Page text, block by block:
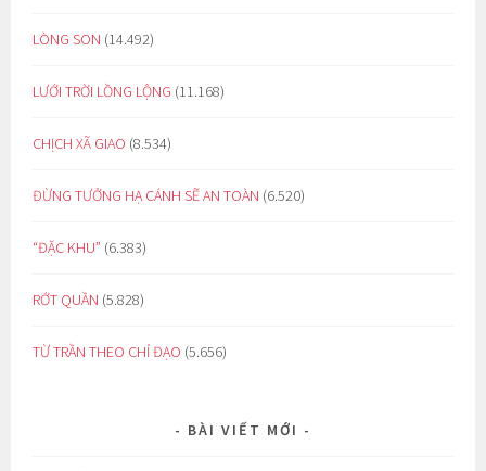
LÒNG SON (14.492)
LƯỚI TRỜI LỒNG LỘNG (11.168)
CHỊCH XÃ GIAO (8.534)
ĐỪNG TƯỞNG HẠ CÁNH SẼ AN TOÀN (6.520)
“ĐẶC KHU” (6.383)
RỚT QUẦN (5.828)
TỪ TRẦN THEO CHỈ ĐẠO (5.656)
BÀI VIẾT MỚI